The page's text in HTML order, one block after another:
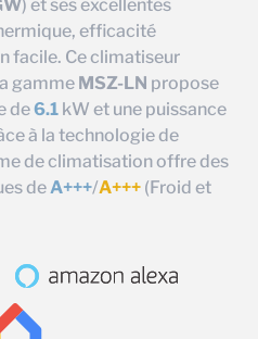
) et ses excellentes
efficacité
facile. Ce climatiseur
gamme MSZ-LN propose
de6.1 kW et une puissance
à la technologie de
de climatisation offre des
deA+++/A+++ (Froid et